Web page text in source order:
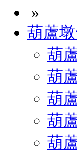
»
葫蘆
葫
葫
葫
葫
葫